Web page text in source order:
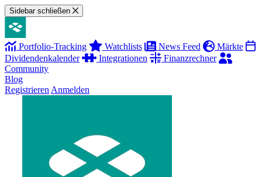
Sidebar schließen
Portfolio-Tracking Watchlists News Feed
Märkte
Dividendenkalender
Integrationen
Finanzrechner
Community
Blog
Registrieren Anmelden